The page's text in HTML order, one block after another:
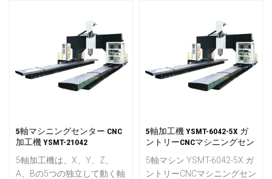
デックス動作と回転動作が可
能な正方形の作業台を備えて
います。フライス加工、穴あ
け加工、ボーリング加工、リ
ーマ加工、タッピング加工、
部品の複数の作業面の二次元
ます。
金型や精密銅加工にも適して
5軸マシニングセンター CNC
加工機 YSMT-21042
5軸加工機は、X、Y、Z、
A、Bの5つの独立して動く軸
5軸加工機 YSMT-6042-5X ガ
ントリーCNCマシニングセン
5軸マシン YSMT-6042-5X ガ
ントリーCNCマシニングセン